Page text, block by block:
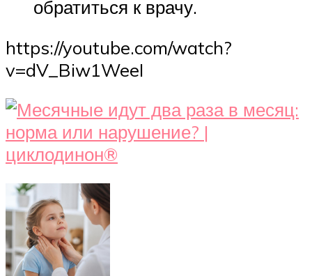
обратиться к врачу.
https://youtube.com/watch?
v=dV_Biw1WeeI